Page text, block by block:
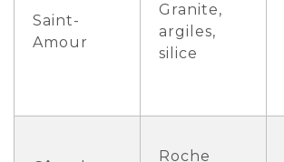
Saint-
Amour
Granite,
argiles,
silice
Roche